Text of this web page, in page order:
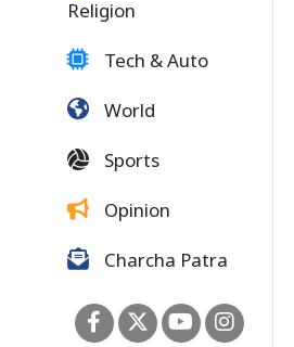
Religion
Tech & Auto
World
Sports
Opinion
Charcha Patra